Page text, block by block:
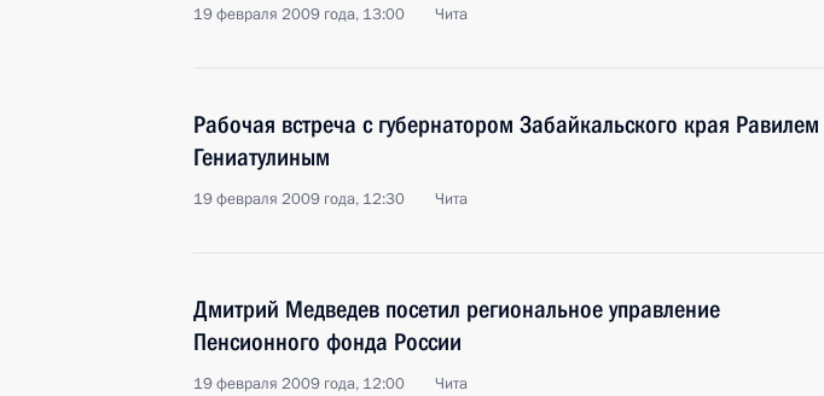
19 февраля 2009 года, 13:00 Чита
Рабочая встреча с губернатором Забайкальского края Равилем
Гениатулиным
19 февраля 2009 года, 12:30 Чита
Дмитрий Медведев посетил региональное управление
Пенсионного фонда России
19 февраля 2009 года, 12:00 Чита